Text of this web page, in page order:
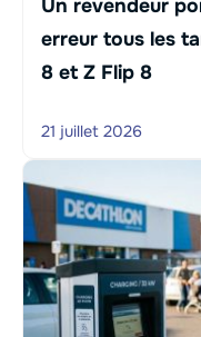
Un revendeur
erreur tous les
8 et Z Flip 8
21 juillet 2026